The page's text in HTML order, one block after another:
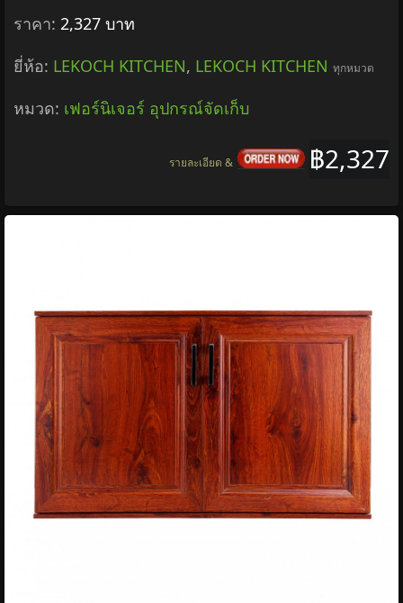
ราคา: 2,327 บาท
ยี่ห้อ: LEKOCH KITCHEN, LEKOCH KITCHEN ทุกหมวด
หมวด: เฟอร์นิเจอร์ อุปกรณ์จัดเก็บ
฿2,327
รายละเอียด &